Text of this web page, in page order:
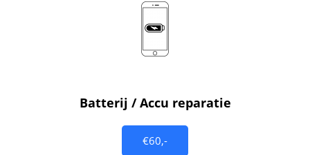
Batterij / Accu reparatie
€60,-